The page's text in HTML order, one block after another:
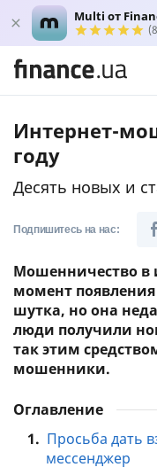
Multi от
Интернет-
году
Десять новых и
Подпишитесь на нас:
Мошенничество в
момент появления
шутка, но она
люди получили
так этим
мошенники.
Оглавление
1. Просьба дать
мессенджер